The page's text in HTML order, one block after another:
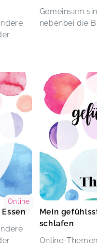
Gemeinsam
nebenbei die
Online
Mein
schlafen
Online-